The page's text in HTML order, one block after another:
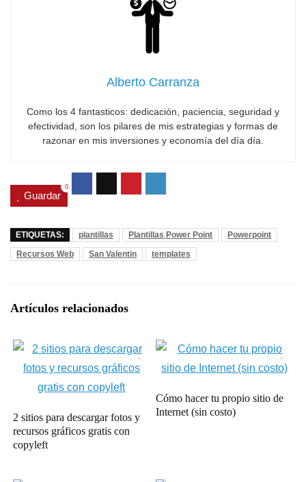
Alberto Carranza
Como los 4 fantasticos: dedicación, paciencia, seguridad y
efectividad, son los pilares de mis estrategias y formas de
razonar en mis inversiones y economía del día día.
Guardar
0
ETIQUETAS: plantillas Plantillas Power Point
Powerpoint
Recursos Web
San Valentin templates
Artículos relacionados
2 sitios para descargar fotos y
recursos gráficos gratis con
copyleft
Cómo hacer tu propio sitio de
Internet (sin costo)